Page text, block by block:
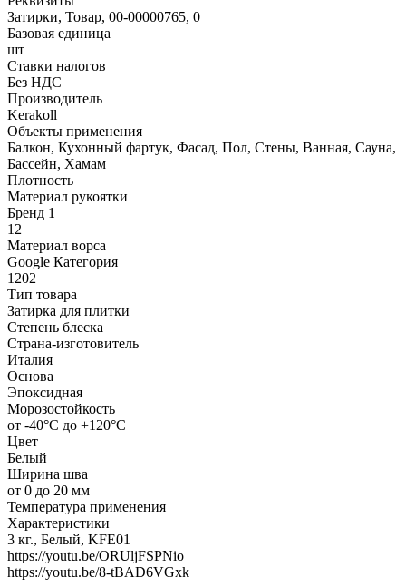
Затирки, Товар, 00-00000765, 0
Базовая единица
шт
Ставки налогов
Без НДС
Производитель
Kerakoll
Объекты применения
Балкон, Кухонный фартук, Фасад, Пол, Стены, Ванная, Сауна,
Бассейн, Хамам
Плотность
Материал рукоятки
Бренд 1
12
Материал ворса
Google Категория
1202
Тип товара
Затирка для плитки
Степень блеска
Страна-изготовитель
Италия
Основа
Эпоксидная
Морозостойкость
от -40°С до +120°С
Цвет
Белый
Ширина шва
от 0 до 20 мм
Температура применения
Характеристики
3 кг., Белый, KFE01
https://youtu.be/ORUljFSPNio
https://youtu.be/8-tBAD6VGxk